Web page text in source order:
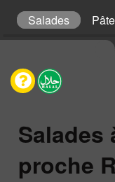
Salades
Salades
proche